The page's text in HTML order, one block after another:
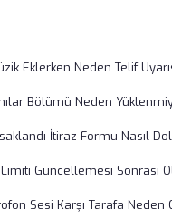
Eklerken Neden Telif
Bölümü Neden
İtiraz Formu Nasıl
Güncellemesi Sonrası
Sesi Karşı Tarafa Neden